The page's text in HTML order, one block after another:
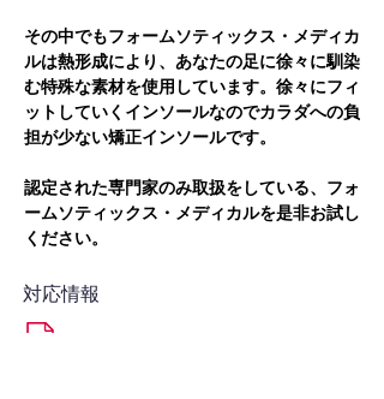
その中でもフォームソティックス・メディカ
ルは熱形成により、あなたの足に徐々に馴染
む特殊な素材を使用しています。徐々にフィ
ットしていくインソールなのでカラダへの負
担が少ない矯正インソールです。
認定された専門家のみ取扱をしている、フォ
ームソティックス・メディカルを是非お試し
ください。
対応情報